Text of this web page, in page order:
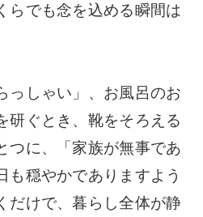
らでも念を込める瞬間は
っしゃい」、お風呂のお
研ぐとき、靴をそろえる
つに、「家族が無事であ
も穏やかでありますよう
だけで、暮らし全体が静